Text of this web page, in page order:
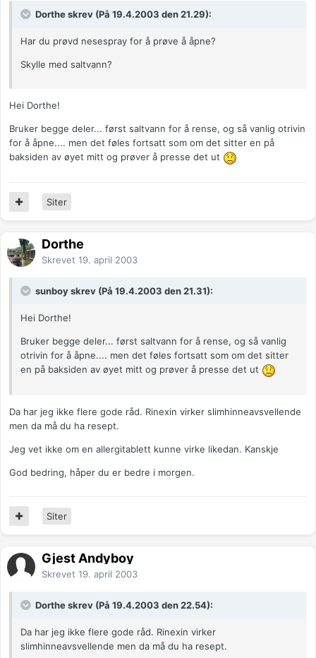
Dorthe skrev (På 19.4.2003 den 21.29):
Har du prøvd nesespray for å prøve å åpne?
Skylle med saltvann?
Hei Dorthe!
Bruker begge deler... først saltvann for å rense, og så vanlig otrivin
for å åpne.... men det føles fortsatt som om det sitter en på
baksiden av øyet mitt og prøver å presse det ut
Siter
Dorthe
Skrevet 19. april 2003
sunboy skrev (På 19.4.2003 den 21.31):
Hei Dorthe!
Bruker begge deler... først saltvann for å rense, og så vanlig
otrivin for å åpne.... men det føles fortsatt som om det sitter
en på baksiden av øyet mitt og prøver å presse det ut
Da har jeg ikke flere gode råd. Rinexin virker slimhinneavsvellende
men da må du ha resept.
Jeg vet ikke om en allergitablett kunne virke likedan. Kanskje
God bedring, håper du er bedre i morgen.
Siter
Gjest Andyboy
Skrevet 19. april 2003
Dorthe skrev (På 19.4.2003 den 22.54):
Da har jeg ikke flere gode råd. Rinexin virker
slimhinneavsvellende men da må du ha resept.